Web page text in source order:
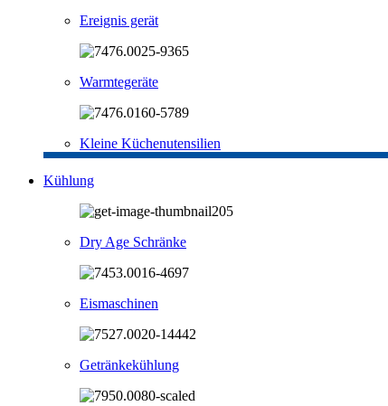
Ereignis gerät
Warmtegeräte
Kleine Küchenutensilien
Kühlung
Dry Age Schränke
Eismaschinen
Getränkekühlung